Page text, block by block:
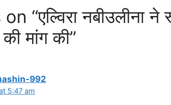
“एल्विरा नबीउलीना ने
मांग की”
992
5:47 am